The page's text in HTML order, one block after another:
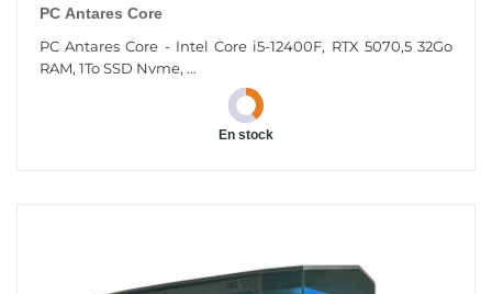
PC Antares Core
PC Antares Core - Intel Core i5-12400F, RTX 5070,5 32Go
RAM, 1To SSD Nvme, ...
En stock